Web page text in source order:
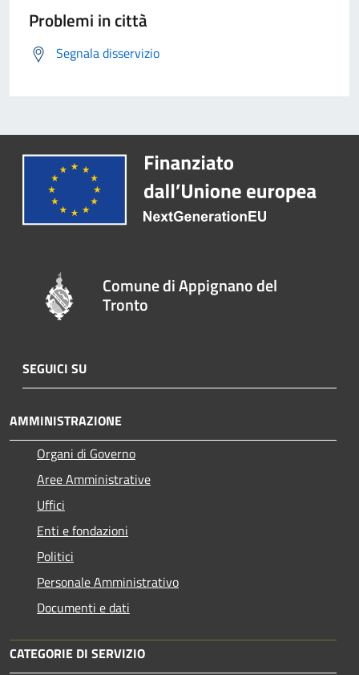
Problemi in città
Segnala disservizio
Comune di Appignano del
Tronto
SEGUICI SU
AMMINISTRAZIONE
Organi di Governo
Aree Amministrative
Uffici
Enti e fondazioni
Politici
Personale Amministrativo
Documenti e dati
CATEGORIE DI SERVIZIO